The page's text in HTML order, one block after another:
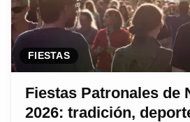
FIESTAS
Fiestas Patronales de
2026: tradición,